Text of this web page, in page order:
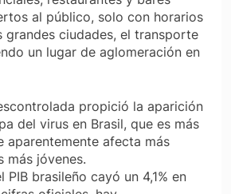
al público, solo con horarios
grandes ciudades, el transporte
un lugar de aglomeración en
propició la aparición
del virus en Brasil, que es más
aparentemente afecta más
más jóvenes.
PIB brasileño cayó un 4,1% en